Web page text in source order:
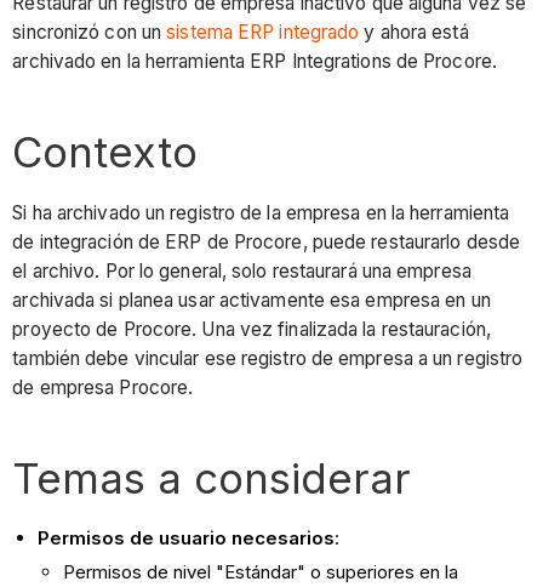
sincronizó con unsistema ERP integrado y ahora está
archivado en la herramienta ERP Integrations de Procore.
Contexto
Si ha archivado un registro de la empresa en la herramienta
de integración de ERP de Procore, puede restaurarlo desde
el archivo. Por lo general, solo restaurará una empresa
archivada si planea usar activamente esa empresa en un
proyecto de Procore. Una vez finalizada la restauración,
también debe vincular ese registro de empresa a un registro
de empresa Procore.
Temas a considerar
Permisos de usuario necesarios:
Permisos de nivel "Estándar" o superiores en la